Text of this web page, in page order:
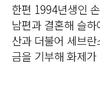
한편 1994년생인
남편과 결혼해 슬
산과 더불어 세브
금을 기부해 화제